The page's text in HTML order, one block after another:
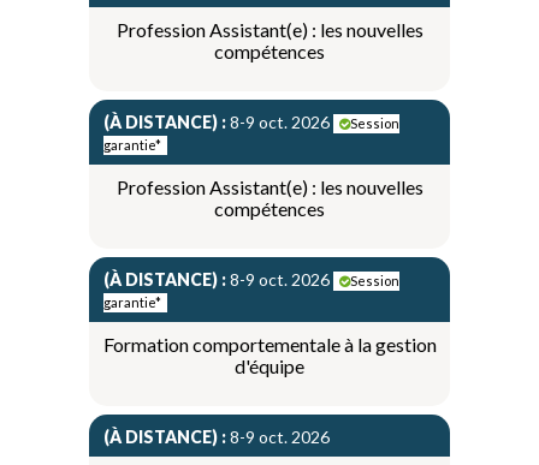
Profession Assistant(e) : les nouvelles
compétences
(À DISTANCE) :8-9 oct. 2026
Session
garantie*
Profession Assistant(e) : les nouvelles
compétences
(À DISTANCE) :8-9 oct. 2026
Session
garantie*
Formation comportementale à la gestion
d'équipe
(À DISTANCE) :8-9 oct. 2026